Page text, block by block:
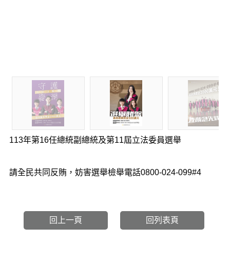
​113年第16任總統副總統及第11屆立法委員選舉
請全民共同反賄，妨害選舉檢舉電話0800-024-099#4
回上一頁 回列表頁